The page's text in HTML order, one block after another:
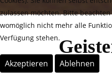
zulassen möchten. Bitte
womöglich nicht mehr alle
Verfügung stehen.
Akzeptieren Ablehnen